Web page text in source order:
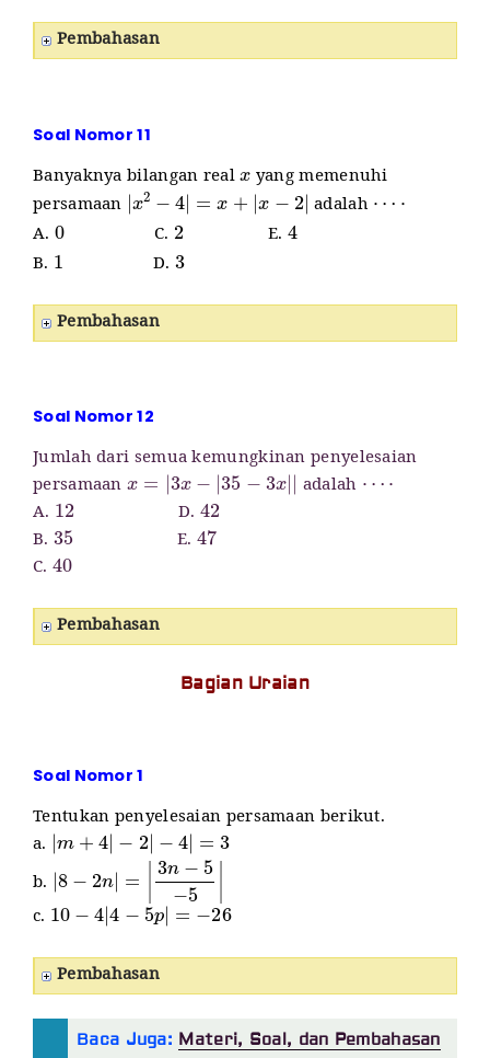
Pembahasan
Soal Nomor 11
Banyaknya bilangan real yang memenuhi
persamaan|x2−4|=x+|x−2| adalah⋯
A. 0C. 2E. 4
B. 1 D. 3
Pembahasan
Soal Nomor 12
Jumlah dari semua kemungkinan penyelesaian
persamaanx=|3x−|35−3x|| adalah ⋯⋅
A. 12 D. 42
B. 35 E. 47
C. 40
Pembahasan
Bagian Uraian
Soal Nomor 1
Tentukan penyelesaian persamaan berikut.
a. |m+4|−2|−4|=3
b. |8 2n | 3n−5−5|
c. 10 |4− | =−26
Pembahasan
Baca Juga: Materi, Soal, dan Pembahasan